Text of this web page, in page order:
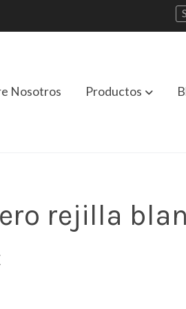
Nosotros Productos
rejilla